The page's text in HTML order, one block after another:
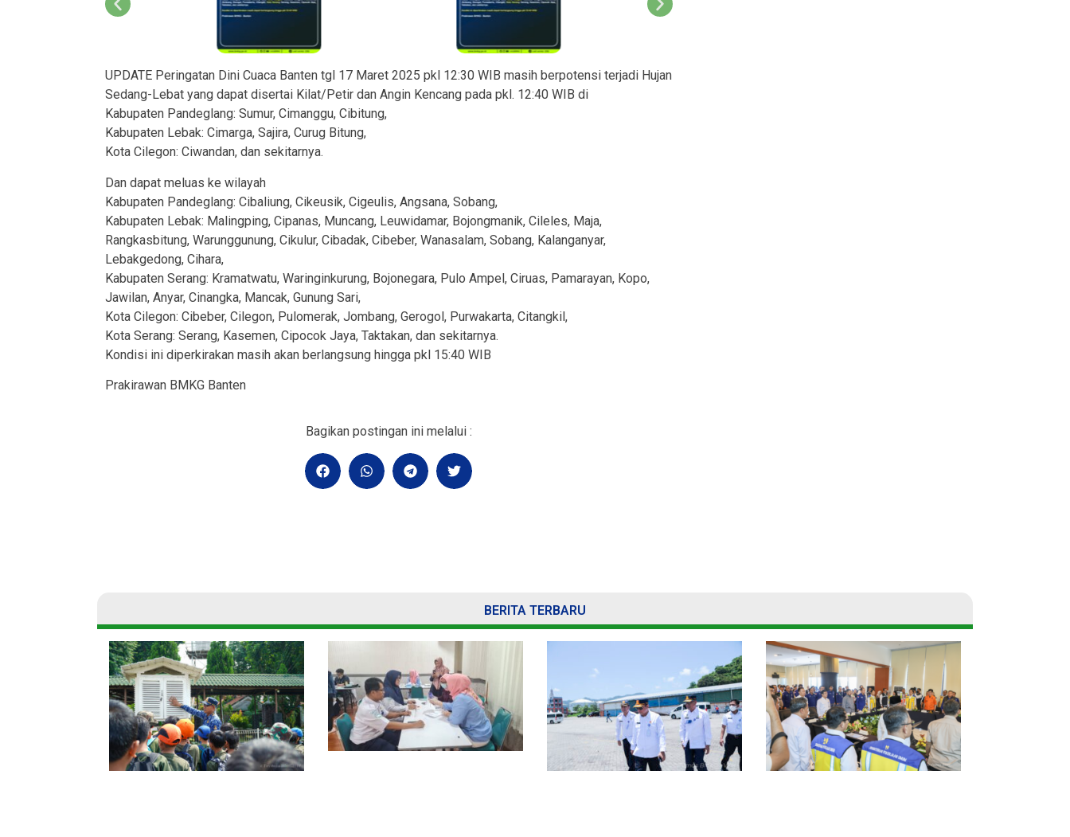
UPDATE Peringatan Dini Cuaca Banten tgl 17 Maret 2025 pkl 12:30 WIB masih berpotensi terjadi Hujan
Sedang-Lebat yang dapat disertai Kilat/Petir dan Angin Kencang pada pkl. 12:40 WIB di
Kabupaten Pandeglang: Sumur, Cimanggu, Cibitung,
Kabupaten Lebak: Cimarga, Sajira, Curug Bitung,
Kota Cilegon: Ciwandan, dan sekitarnya.
Dan dapat meluas ke wilayah
Kabupaten Pandeglang: Cibaliung, Cikeusik, Cigeulis, Angsana, Sobang,
Kabupaten Lebak: Malingping, Cipanas, Muncang, Leuwidamar, Bojongmanik, Cileles, Maja,
Rangkasbitung, Warunggunung, Cikulur, Cibadak, Cibeber, Wanasalam, Sobang, Kalanganyar,
Lebakgedong, Cihara,
Kabupaten Serang: Kramatwatu, Waringinkurung, Bojonegara, Pulo Ampel, Ciruas, Pamarayan, Kopo,
Jawilan, Anyar, Cinangka, Mancak, Gunung Sari,
Kota Cilegon: Cibeber, Cilegon, Pulomerak, Jombang, Gerogol, Purwakarta, Citangkil,
Kota Serang: Serang, Kasemen, Cipocok Jaya, Taktakan, dan sekitarnya.
Kondisi ini diperkirakan masih akan berlangsung hingga pkl 15:40 WIB
Prakirawan BMKG Banten
Bagikan postingan ini melalui :
BERITA TERBARU